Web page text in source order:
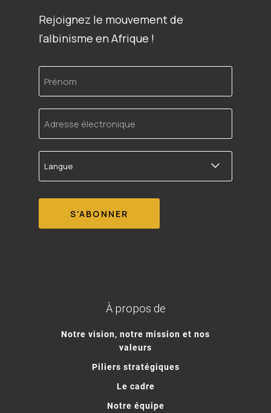
Rejoignez le mouvement de
l'albinisme en Afrique !
Prénom
Adresse
électronique
Langue
À propos de
Notre vision, notre mission et nos
valeurs
Piliers stratégiques
Le cadre
Notre équipe